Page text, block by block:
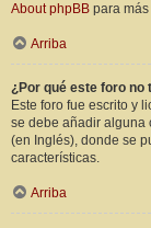
About phpBB para
Arriba
¿Por qué este foro no
Este foro fue escrito y
se debe añadir alguna
(en Inglés), donde se
características.
Arriba